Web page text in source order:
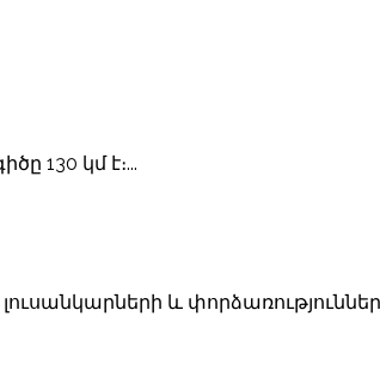
130 կմ է։...
և